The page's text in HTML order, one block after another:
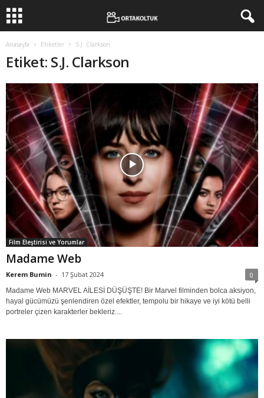
Anasayfa Etiketler S.J. Clarkson
Etiket: S.J. Clarkson
Film Eleştirisi ve Yorumlar
Madame Web
Kerem Bumin - 17 Şubat 2024 0
Madame Web MARVEL AİLESİ DÜŞÜŞTE! Bir Marvel filminden bolca aksiyon,
hayal gücümüzü şenlendiren özel efektler, tempolu bir hikaye ve iyi kötü belli
portreler çizen karakterler bekleriz....